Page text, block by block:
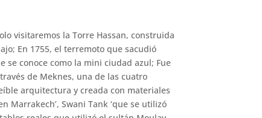
visitaremos la Torre Hassan, construida
En 1755, el terremoto que sacudió
se conoce como la mini ciudad azul; Fue
de Meknes, una de las cuatro
arquitectura y creada con materiales
Marrakech’, Swani Tank ‘que se utilizó